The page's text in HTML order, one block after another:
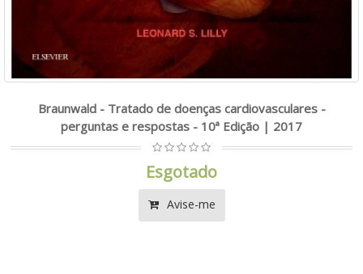
Braunwald - Tratado de doenças cardiovasculares -
perguntas e respostas - 10ª Edição | 2017
Esgotado
Avise-me